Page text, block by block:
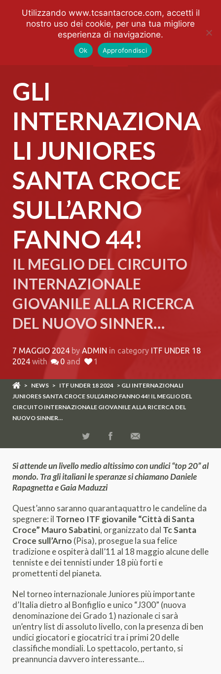
GLI
INTERNAZIONA
LI JUNIORES
SANTA CROCE
SULL’ARNO
FANNO 44!
IL MEGLIO DEL CIRCUITO
INTERNAZIONALE
GIOVANILE ALLA RICERCA
DEL NUOVO SINNER…
7 MAGGIO 2024 by ADMIN in category ITF UNDER 18
2024 with 0 and 1
> NEWS > ITF UNDER 18 2024 > GLI INTERNAZIONALI
JUNIORES SANTA CROCE SULL’ARNO FANNO 44! IL MEGLIO DEL
CIRCUITO INTERNAZIONALE GIOVANILE ALLA RICERCA DEL
NUOVO SINNER…
Si attende un livello medio altissimo con undici “top 20” al
mondo. Tra gli italiani le speranze si chiamano Daniele
Rapagnetta e Gaia Maduzzi
Quest’anno saranno quarantaquattro le candeline da
spegnere: il Torneo ITF giovanile “Città di Santa
Croce” Mauro Sabatini, organizzato dal Tc Santa
Croce sull’Arno (Pisa), prosegue la sua felice
tradizione e ospiterà dall’11 al 18 maggio alcune delle
tenniste e dei tennisti under 18 più forti e
promettenti del pianeta.
Nel torneo internazionale Juniores più importante
d’Italia dietro al Bonfiglio e unico “J300” (nuova
denominazione dei Grado 1) nazionale ci sarà
un’entry list di assoluto livello, con la presenza di ben
undici giocatori e giocatrici tra i primi 20 delle
classifiche mondiali. Lo spettacolo, pertanto, si
preannuncia davvero interessante…
Utilizzando www.tcsantacroce.com, accetti il
nostro uso dei cookie, per una tua migliore
esperienza di navigazione.
Ok Approfondisci